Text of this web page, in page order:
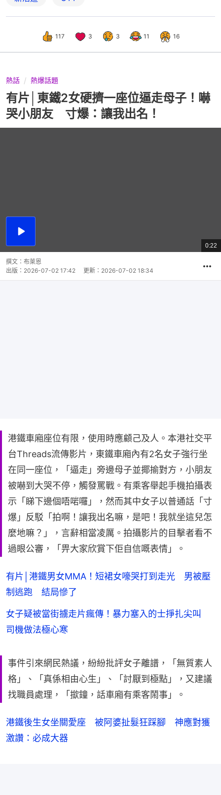
117 3 3 11 16
熱話 熱爆話題
有片│東鐵2女硬擠一座位逼走母子！嚇
哭小朋友 寸爆：讓我出名！
播
總
共
0:22
撰文： 布萊恩
出版： 2026-07-02 17:42 更新： 2026-07-02 18:34
港鐵車廂座位有限，使用時應顧己及人。本港社交平
台Threads流傳影片，東鐵車廂內有2名女子強行坐
在同一座位，「逼走」旁邊母子並揶揄對方，小朋友
被嚇到大哭不停，觸發罵戰。有乘客舉起手機拍攝表
示「睇下邊個唔啱囉」，然而其中女子以普通話「寸
爆」反駁「拍啊！讓我出名嘛，是吧！我就坐這兒怎
麼地嘛？」，言辭相當凌厲。拍攝影片的目擊者看不
過眼公審，「畀大家欣賞下佢自信嘅表情」。
有片│港鐵男女MMA！短裙女嚎哭打到走光 男被壓
制逃跑 結局慘了
女子疑被當街擄走片瘋傳！暴力塞入的士掙扎尖叫
司機做法極心寒
事件引來網民熱議，紛紛批評女子離譜，「無質素人
格」、「真係相由心生」、「討厭到極點」，又建議
找職員處理，「撳鐘，話車廂有乘客鬧事」。
港鐵後生女坐關愛座 被阿婆扯髮狂踩腳 神應對獲
激讚：必成大器